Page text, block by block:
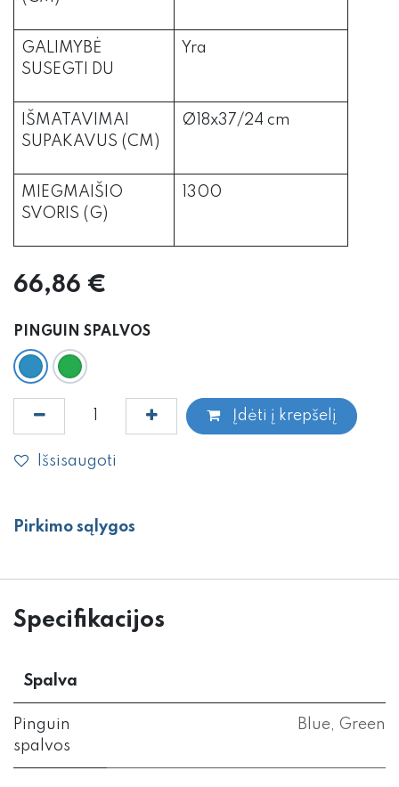
GALIMYBĖ
SUSEGTI DU
Yra
IŠMATAVIMAI
SUPAKAVUS (CM)
Ø18x37/24 cm
MIEGMAIŠIO
SVORIS (G)
1300
66,86 €
PINGUIN SPALVOS
Įdėti į krepšelį
Išsisaugoti
Pirkimo sąlygos
Specifikacijos
Spalva
Pinguin
spalvos
Blue, Green